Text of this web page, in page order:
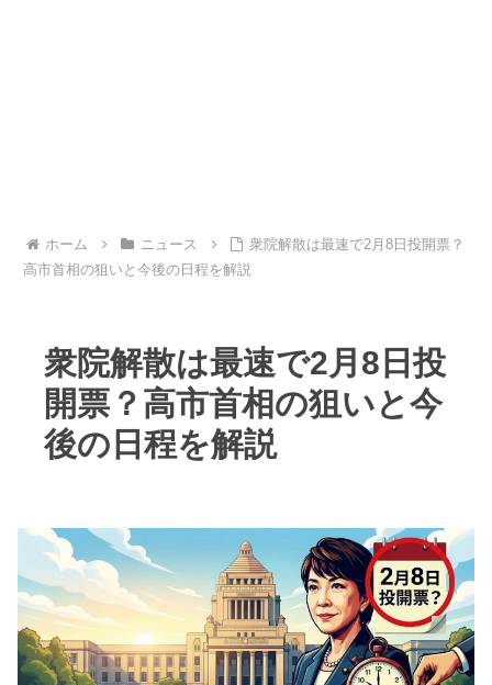
ホーム ニュース
衆院解散は最速で2月8日投開票？
高市首相の狙いと今後の日程を解説
衆院解散は最速で2月8日投
開票？高市首相の狙いと今
後の日程を解説